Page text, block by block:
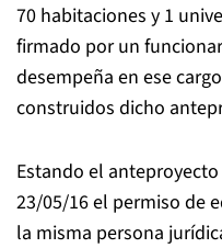
70 habitaciones y 1
firmado por un
desempeña en ese
construidos dicho
Estando el
23/05/16 el permiso de
la misma persona